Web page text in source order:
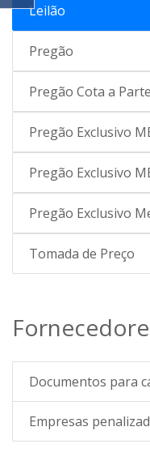
Leilão
Pregão
Pregão Cota a
Pregão Exclusivo
Pregão Exclusivo
Pregão Exclusivo
Tomada de Preço
Documentos para
Empresas